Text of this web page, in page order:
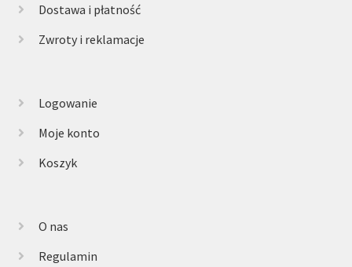
Dostawa i płatność
Zwroty i reklamacje
Logowanie
Moje konto
Koszyk
O nas
Regulamin